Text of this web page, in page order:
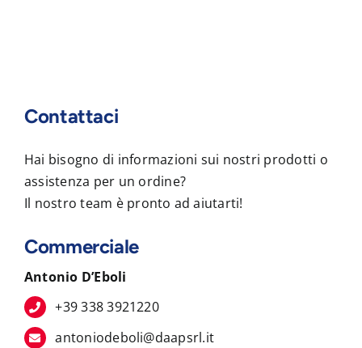
Contattaci
Hai bisogno di informazioni sui nostri prodotti o
assistenza per un ordine?
Il nostro team è pronto ad aiutarti!
Commerciale
Antonio D’Eboli
+39 338 3921220
antoniodeboli@daapsrl.it